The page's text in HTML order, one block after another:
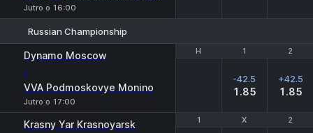
Jutro o 16:00
Russian Championship
H 1 2
Dynamo Moscow
-
VVA Podmoskovye Monino
Jutro o 17:00
H 1 2
-42.5
1.85
+42.5
1.85
1 X 2
Krasny Yar Krasnoyarsk 1 X 2